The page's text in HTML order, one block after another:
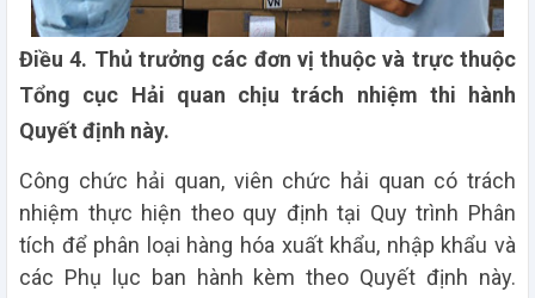
Điều 4. Thủ trưởng các đơn vị thuộc và trực thuộc
Tổng cục Hải quan chịu trách nhiệm thi hành
Quyết định này.
Công chức hải quan, viên chức hải quan có trách
nhiệm thực hiện theo quy định tại Quy trình Phân
tích để phân loại hàng hóa xuất khẩu, nhập khẩu và
các Phụ lục ban hành kèm theo Quyết định này.